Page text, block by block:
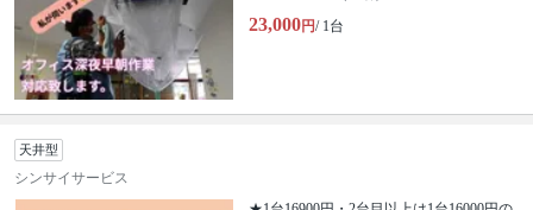
23,000円/ 1台
天井型
シンサイサービス